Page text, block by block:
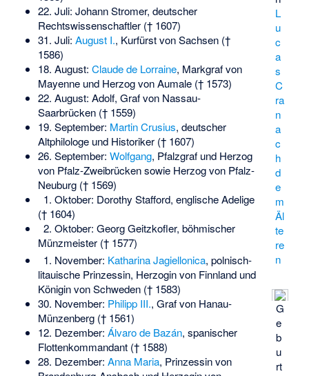
L
u
c
a
s
C
ra
n
a
c
h
d
e
m
Äl
te
re
n
G
e
b
u
rt
22. Juli: Johann Stromer, deutscher
Rechtswissenschaftler († 1607)
31. Juli: August I., Kurfürst von Sachsen (†
1586)
18. August: Claude de Lorraine, Markgraf von
Mayenne und Herzog von Aumale († 1573)
22. August: Adolf, Graf von Nassau-
Saarbrücken († 1559)
19. September: Martin Crusius, deutscher
Altphilologe und Historiker († 1607)
26. September: Wolfgang, Pfalzgraf und Herzog
von Pfalz-Zweibrücken sowie Herzog von Pfalz-
Neuburg († 1569)
1. Oktober: Dorothy Stafford, englische Adelige
(† 1604)
2. Oktober: Georg Geitzkofler, böhmischer
Münzmeister († 1577)
1. November: Katharina Jagiellonica, polnisch-
litauische Prinzessin, Herzogin von Finnland und
Königin von Schweden († 1583)
30. November: Philipp III., Graf von Hanau-
Münzenberg († 1561)
12. Dezember: Álvaro de Bazán, spanischer
Flottenkommandant († 1588)
28. Dezember: Anna Maria, Prinzessin von